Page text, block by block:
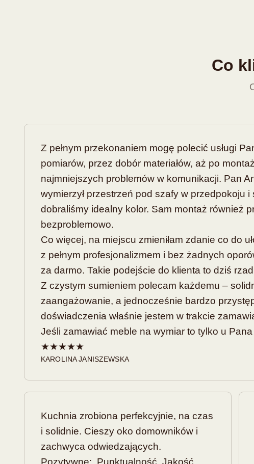
Co
Z pełnym przekonaniem mogę polecić usługi
pomiarów, przez dobór materiałów, aż po
najmniejszych problemów w komunikacji. Pan
wymierzył przestrzeń pod szafy w przedpokoju
dobraliśmy idealny kolor. Sam montaż również
bezproblemowo.
Co więcej, na miejscu zmieniłam zdanie co do
z pełnym profesjonalizmem i bez żadnych
za darmo. Takie podejście do klienta to dziś
Z czystym sumieniem polecam każdemu –
zaangażowanie, a jednocześnie bardzo
doświadczenia właśnie jestem w trakcie
Jeśli zamawiać meble na wymiar to tylko u
★★★★★
KAROLINA JANISZEWSKA
Kuchnia zrobiona perfekcyjnie, na czas
i solidnie. Cieszy oko domowników i
zachwyca odwiedzających.
Pozytywne: Punktualność, Jakość,